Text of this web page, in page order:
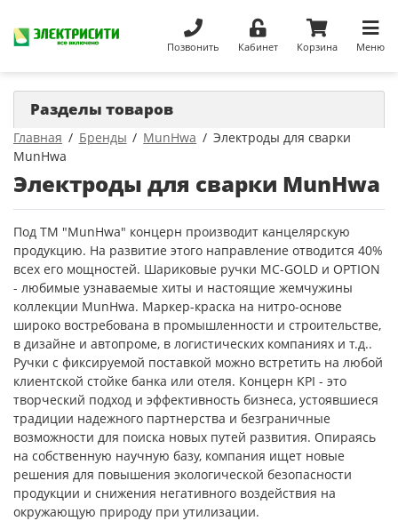
Позвонить Кабинет Корзина Меню
Главная Бренды MunHwa
Электроды для сварки
MunHwa
Электроды для сварки MunHwa
Под ТМ "MunHwa" концерн производит канцелярскую
продукцию. На развитие этого направление отводится 40%
всех его мощностей. Шариковые ручки MC-GOLD и OPTION
- любимые узнаваемые хиты и настоящие жемчужины
коллекции MunHwa. Маркер-краска на нитро-основе
широко востребована в промышленности и строительстве,
в дизайне и автопроме, в логистических компаниях и т.д..
Ручки с фиксируемой поставкой можно встретить на любой
клиентской стойке банка или отеля. Концерн KPI - это
творческий подход и эффективность бизнеса, устоявшиеся
традиции надежного партнерства и безграничные
возможности для поиска новых путей развития. Опираясь
на собственную научную базу, компания ищет новые
решения для повышения экологической безопасности
продукции и снижения негативного воздействия на
окружающую природу при утилизации.
Разделы товаров